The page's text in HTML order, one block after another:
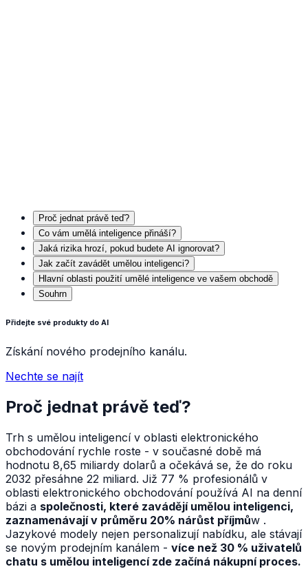
Proč jednat právě teď?
Co vám umělá inteligence přináší?
Jaká rizika hrozí, pokud budete AI ignorovat?
Jak začít zavádět umělou inteligenci?
Hlavní oblasti použití umělé inteligence ve vašem obchodě
Souhrn
Přidejte své produkty do AI
Získání nového prodejního kanálu.
Nechte se najít
Proč jednat právě teď?
Trh s umělou inteligencí v oblasti elektronického
obchodování rychle roste - v současné době má
hodnotu 8,65 miliardy dolarů a očekává se, že do roku
2032 přesáhne 22 miliard. Již 77 % profesionálů v
oblasti elektronického obchodování používá AI na denní
bázi a společnosti, které zavádějí umělou inteligenci,
zaznamenávají v průměru 20% nárůst příjmůw .
Jazykové modely nejen personalizují nabídku, ale stávají
se novým prodejním kanálem - více než 30 % uživatelů
chatu s umělou inteligencí zde začíná nákupní proces.